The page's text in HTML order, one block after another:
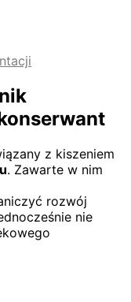
z kiszeniem
. Zawarte w nim
rozwój
nie